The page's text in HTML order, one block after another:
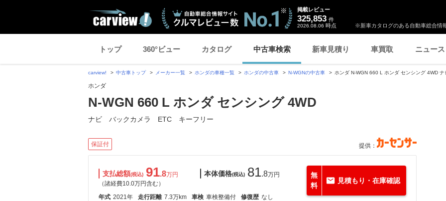
※新車カタログのある自動車総合情
掲載レビュー
325,853 件
2026.08.06 時点
トップ 360°ビュー カタログ 中古車検索 新車見積り 車買取 ニュース
carview! 中古車トップ メーカー一覧 ホンダの車種一覧 ホンダの中古車 N-WGNの中古車 ホンダ N-WGN 660 L ホンダ センシング
ホンダ
N-WGN 660 L ホンダ センシング 4WD
ナビ バックカメラ ETC キーフリー
保証付 提供：
支払総額(税込) 91.8万円
（諸経費10.0万円含む）
本体価格(税込) 81.8万円
年式 2021年 走行距離 7.3万km 車検 車検整備付 修復歴 なし
無
料
見積もり・在庫確認